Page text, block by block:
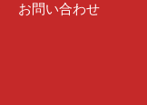
お問い合わせ